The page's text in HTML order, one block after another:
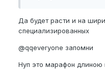
Да будет расти и на
специализированных
@qqeveryone запомни
Нуп это марафон длиною